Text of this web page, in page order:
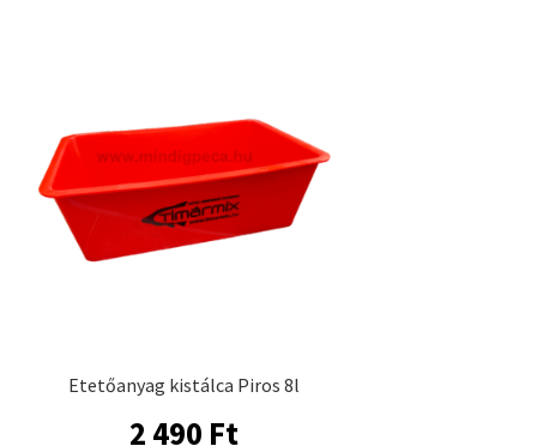
Etetőanyag kistálca Piros 8l
2 490 Ft